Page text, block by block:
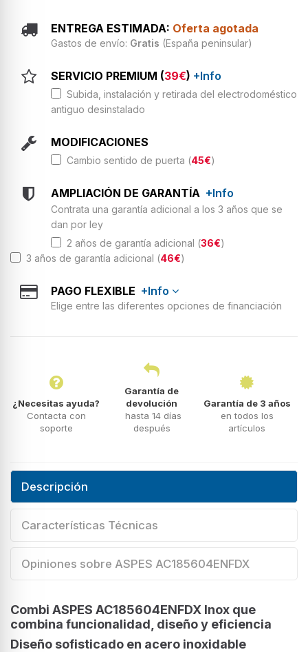
ENTREGA ESTIMADA: Oferta agotada
Gastos de envío: Gratis (España peninsular)
SERVICIO PREMIUM (39€) +Info
Subida, instalación y retirada del electrodoméstico
antiguo desinstalado
MODIFICACIONES
Cambio sentido de puerta (45€)
AMPLIACIÓN DE GARANTÍA +Info
Contrata una garantía adicional a los 3 años que se
dan por ley
2 años de garantía adicional (36€)
3 años de garantía adicional (46€)
PAGO FLEXIBLE +Info
Elige entre las diferentes opciones de financiación
¿Necesitas ayuda?
Contacta con
soporte
Garantía de
devolución
hasta 14 días
después
Garantía de 3 años
en todos los
artículos
Descripción
Características Técnicas
Opiniones sobre ASPES AC185604ENFDX
Combi ASPES AC185604ENFDX Inox que
combina funcionalidad, diseño y eficiencia
Diseño sofisticado en acero inoxidable